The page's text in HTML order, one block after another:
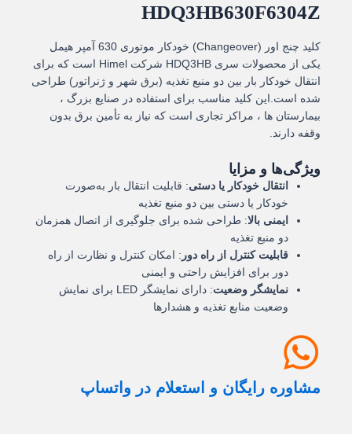
HDQ3HB630F6304Z
کلید چنج اور (Changeover) خودکار موتوری 630 آمپر هیمل
یکی از محصولات سری HDQ3HB شرکت Himel است که برای
انتقال خودکار بار بین دو منبع تغذیه (برق شهر و ژنراتور) طراحی
شده است.این کلید مناسب برای استفاده در صنایع بزرگ ،
بیمارستان ها ، مراکز تجاری است که نیاز به تأمین برق بدون
وقفه دارند.
ویژگی‌ها و مزایا
انتقال خودکار یا دستی: قابلیت انتقال بار به‌صورت
خودکار یا دستی بین دو منبع تغذیه
ایمنی بالا:طراحی شده برای جلوگیری از اتصال همزمان
دو منبع تغذیه
قابلیت کنترل از راه دور :
امکان کنترل و نظارت از راه
دور برای افزایش راحتی و ایمنی
نمایشگر وضعیت:
دارای نمایشگر LED برای نمایش
وضعیت منابع تغذیه و هشدارها
مشاوره رایگان و استعلام در واتساپ